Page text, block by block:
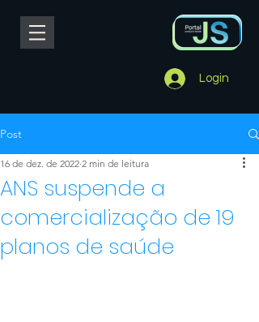
Login
Post
ANS suspende a
comercialização de 19
planos de saúde
16 de dez. de 2022 2 min de leitura